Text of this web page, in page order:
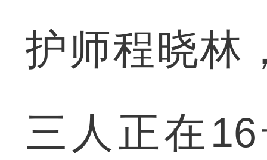
护师程晓林
三人正在